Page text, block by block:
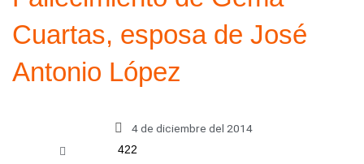
Cuartas, esposa de José
Antonio López
4 de diciembre del 2014
422